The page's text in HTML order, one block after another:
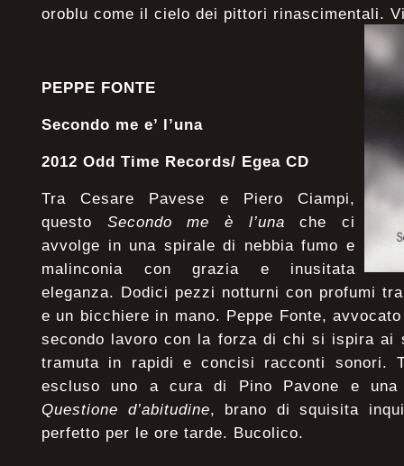
oroblu come il cielo dei pittori rinascimentali.
PEPPE FONTE
Secondo me e’ l’una
2012 Odd Time Records/ Egea CD
Tra Cesare Pavese e Piero Ciampi,
questo Secondo me è l’una che ci
avvolge in una spirale di nebbia fumo e
malinconia con grazia e inusitata
eleganza. Dodici pezzi notturni con profumi
e un bicchiere in mano. Peppe Fonte,
secondo lavoro con la forza di chi si ispira ai
tramuta in rapidi e concisi racconti sonori.
escluso uno a cura di Pino Pavone e una
Questione d’abitudine, brano di squisita
perfetto per le ore tarde. Bucolico.